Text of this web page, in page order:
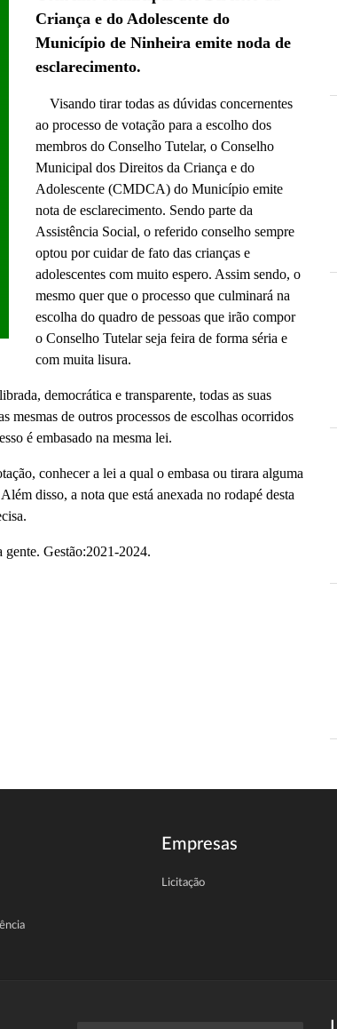
Criança e do Adolescente do
Município de Ninheira emite noda de
esclarecimento.
Visando tirar todas as dúvidas concernentes
ao processo de votação para a escolho dos
membros do Conselho Tutelar, o Conselho
Municipal dos Direitos da Criança e do
Adolescente (CMDCA) do Município emite
nota de esclarecimento. Sendo parte da
Assistência Social, o referido conselho sempre
optou por cuidar de fato das crianças e
adolescentes com muito espero. Assim sendo, o
mesmo quer que o processo que culminará na
escolha do quadro de pessoas que irão compor
o Conselho Tutelar seja feira de forma séria e
com muita lisura.
democrática e transparente, todas as suas
mesmas de outros processos de escolhas ocorridos
é embasado na mesma lei.
conhecer a lei a qual o embasa ou tirara alguma
disso, a nota que está anexada no rodapé desta
Gestão:2021-2024.
Empresas
Licitação